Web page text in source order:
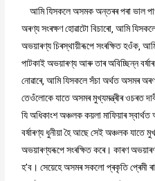
আমি যিসকলে অসমক অন্তৰৰ পৰা ভাল
অৰণ্য সংৰক্ষণ হোৱাটো বিচাৰো, আমি
অভয়াৰণ্য চিৰস্থায়ীৰূপে সংৰক্ষিত হওঁক,
পাটকাই অভয়াৰণ্য আৰু তাৰ অবিচ্ছিন্ন
নোৱাৰে, আমি যিসকলে সঁচা অৰ্থত অসমৰ
তেওঁলোকে যাতে অসমৰ মুখ্যমন্ত্ৰীৰ ওচৰত
যি অধিকাংশ অঞ্চলক কয়লা মাফিয়াৰ
বৰ্ষাৰণ্য ধুনীয়া হৈ আছে সেই অঞ্চলক যাতে
অভয়াৰণ্যৰূপে সংৰক্ষিত কৰে। কাৰণ
হ’ব। সেয়েহে অসমৰ সকলো প্ৰকৃতি প্ৰেমী